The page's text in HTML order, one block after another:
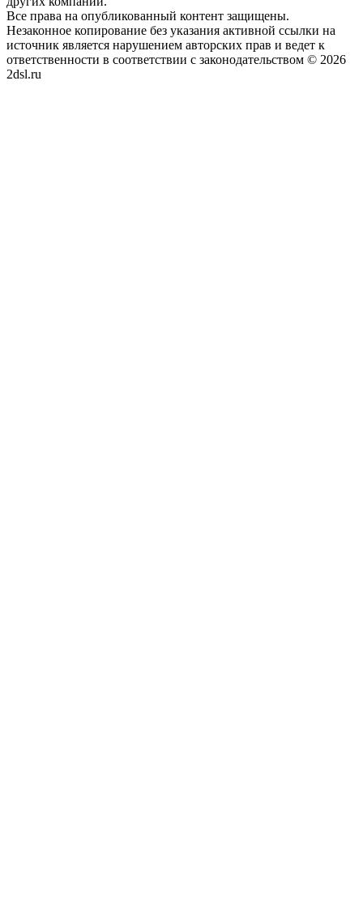
Все права на опубликованный контент защищены.
Незаконное копирование без указания активной ссылки на
источник является нарушением авторских прав и ведет к
ответственности в соответствии с законодательством © 2026
2dsl.ru